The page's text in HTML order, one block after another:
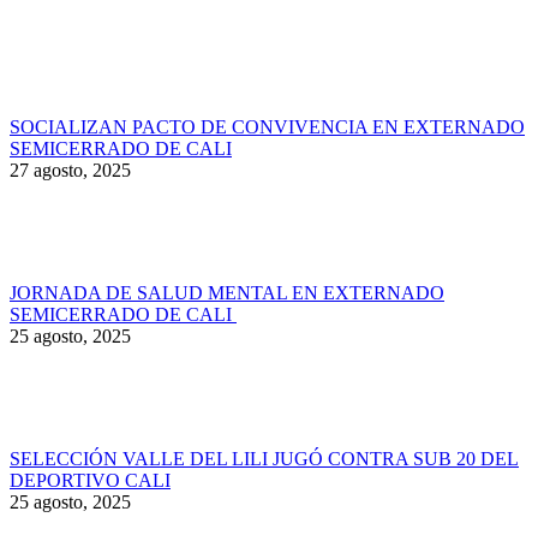
SOCIALIZAN PACTO DE CONVIVENCIA EN EXTERNADO
SEMICERRADO DE CALI
27 agosto, 2025
JORNADA DE SALUD MENTAL EN EXTERNADO
SEMICERRADO DE CALI
25 agosto, 2025
SELECCIÓN VALLE DEL LILI JUGÓ CONTRA SUB 20 DEL
DEPORTIVO CALI
25 agosto, 2025